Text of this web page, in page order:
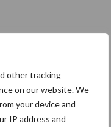
other tracking
on our website. We
your device and
IP address and
op de melkveehouderij.
akkerbouwtak en voert